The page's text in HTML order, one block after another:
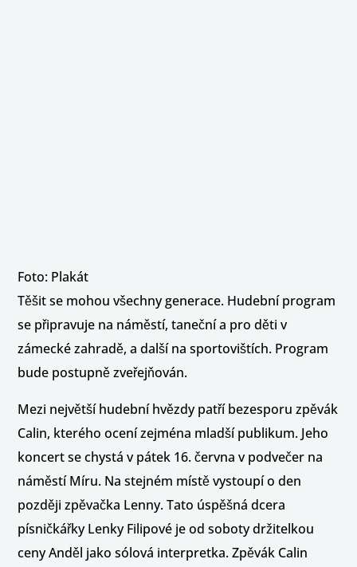
Foto: Plakát
Těšit se mohou všechny generace. Hudební program
se připravuje na náměstí, taneční a pro děti v
zámecké zahradě, a další na sportovištích. Program
bude postupně zveřejňován.
Mezi největší hudební hvězdy patří bezesporu zpěvák
Calin, kterého ocení zejména mladší publikum. Jeho
koncert se chystá v pátek 16. června v podvečer na
náměstí Míru. Na stejném místě vystoupí o den
později zpěvačka Lenny. Tato úspěšná dcera
písničkářky Lenky Filipové je od soboty držitelkou
ceny Anděl jako sólová interpretka. Zpěvák Calin